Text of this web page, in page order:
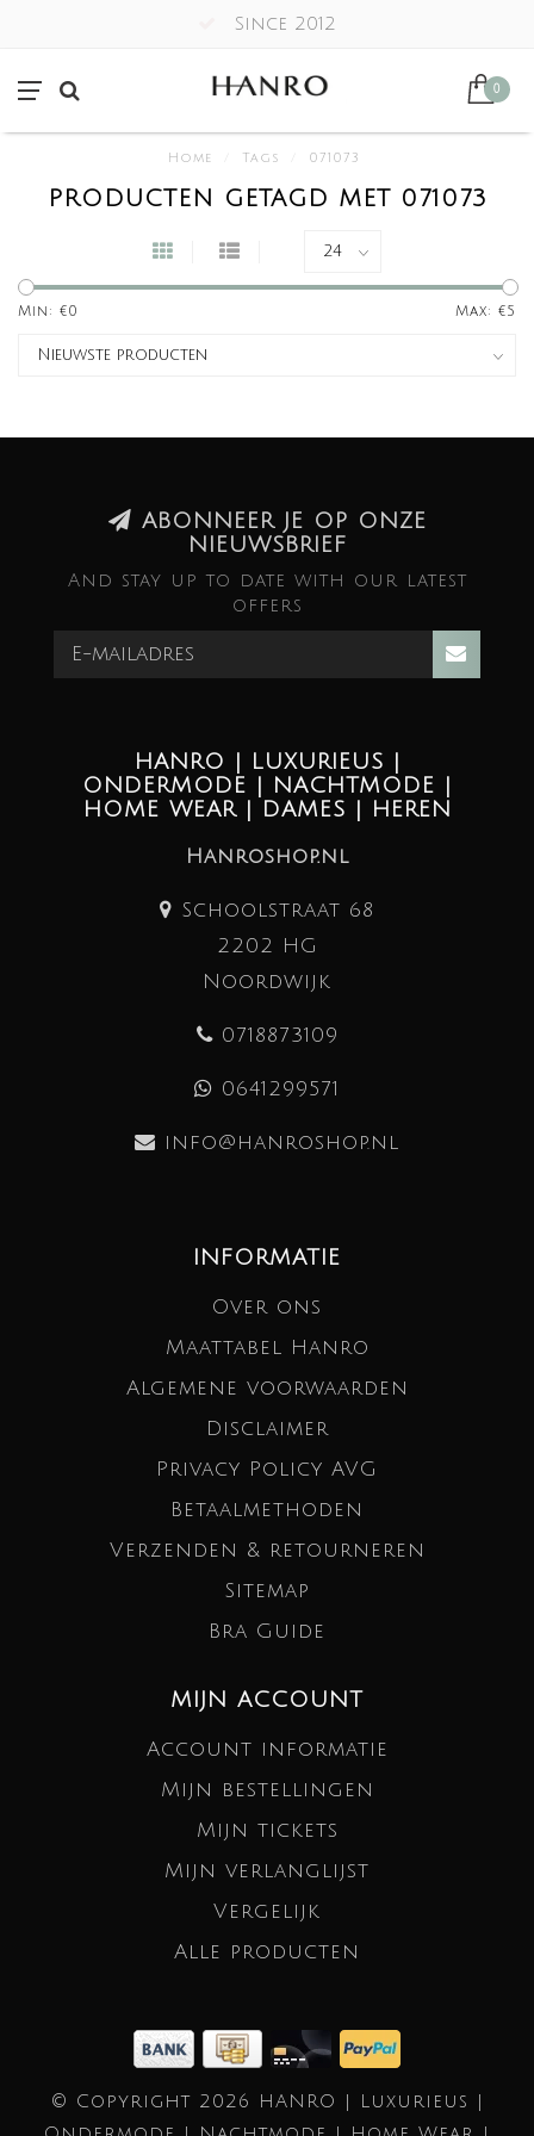
Since 2012
0
Home Tags 071073
PRODUCTEN GETAGD MET 071073
Min: €0 Max: €5
ABONNEER JE OP ONZE
NIEUWSBRIEF
And stay up to date with our latest
offers
HANRO | LUXURIEUS |
ONDERMODE | NACHTMODE |
HOME WEAR | DAMES | HEREN
Hanroshop.nl
Schoolstraat 68
2202 HG
Noordwijk
0718873109
0641299571
info@hanroshop.nl
INFORMATIE
Over ons
Maattabel Hanro
Algemene voorwaarden
Disclaimer
Privacy Policy AVG
Betaalmethoden
Verzenden & retourneren
Sitemap
Bra Guide
MIJN ACCOUNT
Account informatie
Mijn bestellingen
Mijn tickets
Mijn verlanglijst
Vergelijk
Alle producten
© Copyright 2026 HANRO | Luxurieus |